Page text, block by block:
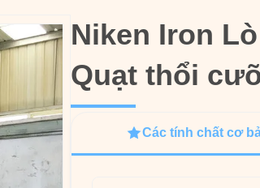
Niken Iron
Quạt thổi
Niken Iron
Quạt thổi
Các tính chất cơ